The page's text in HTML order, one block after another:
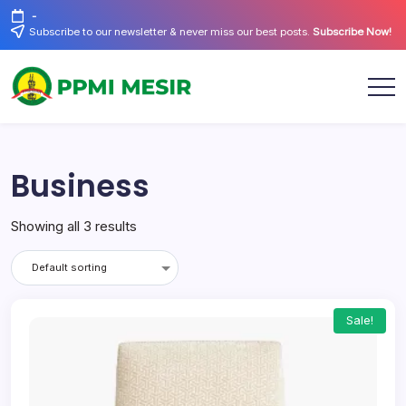
Skip
to
content
-
Subscribe to our newsletter & never miss our best posts. Subscribe Now!
Business
Showing all 3 results
Sale!